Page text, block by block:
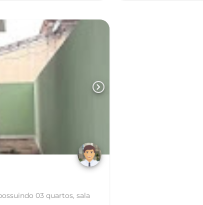
chevron_right
03 quartos, sala